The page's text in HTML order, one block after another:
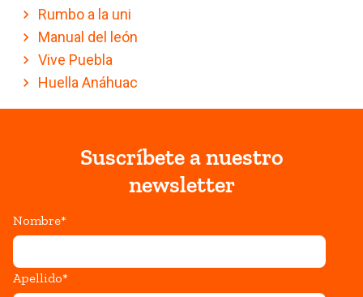
Rumbo a la uni
Manual del león
Vive Puebla
Huella Anáhuac
Suscríbete a nuestro
newsletter
Nombre*
Apellido*